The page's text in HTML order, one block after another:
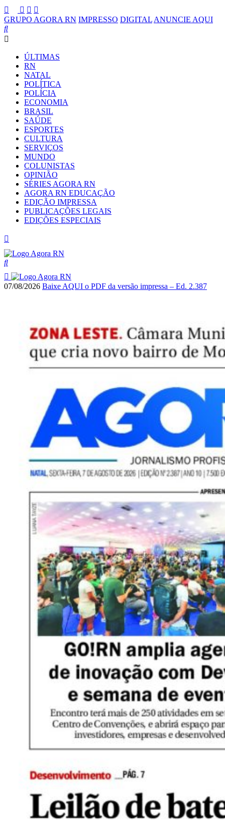
GRUPO AGORA RN IMPRESSO DIGITAL ANUNCIE AQUI
ÚLTIMAS
RN
NATAL
POLÍTICA
POLÍCIA
ECONOMIA
BRASIL
SAÚDE
ESPORTES
CULTURA
SERVIÇOS
MUNDO
COLUNISTAS
OPINIÃO
SÉRIES AGORA RN
AGORA RN EDUCAÇÃO
EDIÇÃO IMPRESSA
PUBLICAÇÕES LEGAIS
EDIÇÕES ESPECIAIS
07/08/2026 Baixe AQUI o PDF da versão impressa – Ed. 2.387